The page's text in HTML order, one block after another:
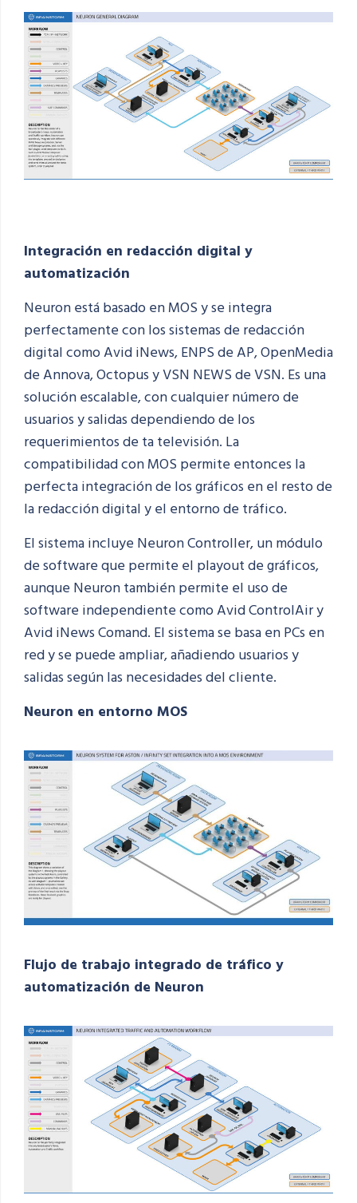
Integración en redacción digital y
automatización
Neuron está basado en MOS y se integra
perfectamente con los sistemas de redacción
digital comoAvidiNews,ENPS de AP, OpenMedia
deAnnova, Octopus y VSN NEWS de VSN. Es una
solución escalable, con cualquier número de
usuarios y salidas dependiendo de los
requerimientos de ta televisión. La
compatibilidad con MOS permite entonces la
perfecta integración de los gráficos en el resto de
la redacción digital y el entorno de tráfico.
El sistema incluye Neuron Controller, un módulo
de software que permite el playout de gráficos,
aunque Neuron también permite el uso de
software independiente como AvidControlAiry
AvidiNewsComand. El sistema se basa en PCs en
red y se puede ampliar, añadiendo usuarios y
salidas según las necesidades del cliente.
Neuron en entorno MOS
Flujo de trabajo integrado de tráfico y
automatización de Neuron